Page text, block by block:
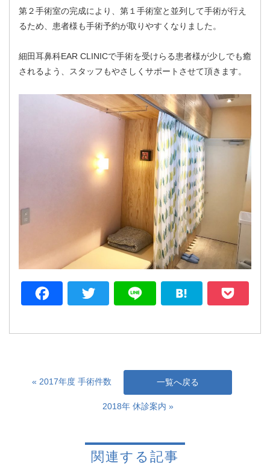
第２手術室の完成により、第１手術室と並列して手術が行え
るため、患者様も手術予約が取りやすくなりました。
細田耳鼻科EAR CLINICで手術を受けらる患者様が少しでも癒
されるよう、スタッフもやさしくサポートさせて頂きます。
Facebook
Twitter Line Hatena
« 2017年度 手術件数 一覧へ戻る
2018年 休診案内 »
関連する記事